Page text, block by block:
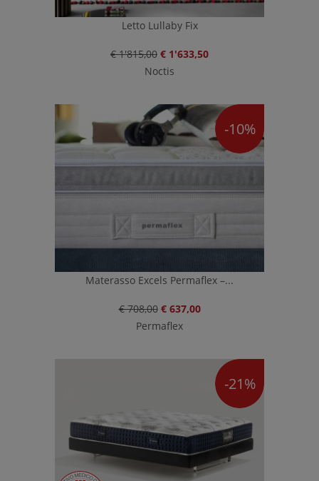
Letto Lullaby Fix
€ 1'815,00 € 1'633,50
Noctis
-10%
Materasso Excels Permaflex –...
€ 708,00 € 637,00
Permaflex
-21%